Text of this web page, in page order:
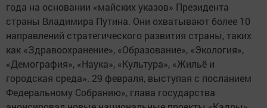
года на основании «майских указов» Президента
страны Владимира Путина. Они охватывают более 10
направлений стратегического развития страны, таких
как «Здравоохранение», «Образование», «Экология»,
«Демография», «Наука», «Культура», «Жильё и
городская среда». 29 февраля, выступая с посланием
Федеральному Собранию», глава государства